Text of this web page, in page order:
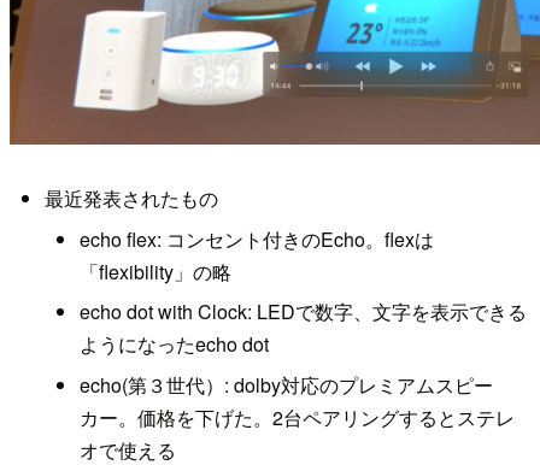
最近発表されたもの
echo flex: コンセント付きのEcho。flexは
「flexibility」の略
echo dot with Clock: LEDで数字、文字を表示できる
ようになったecho dot
echo(第３世代）: dolby対応のプレミアムスピー
カー。価格を下げた。2台ペアリングするとステレ
オで使える